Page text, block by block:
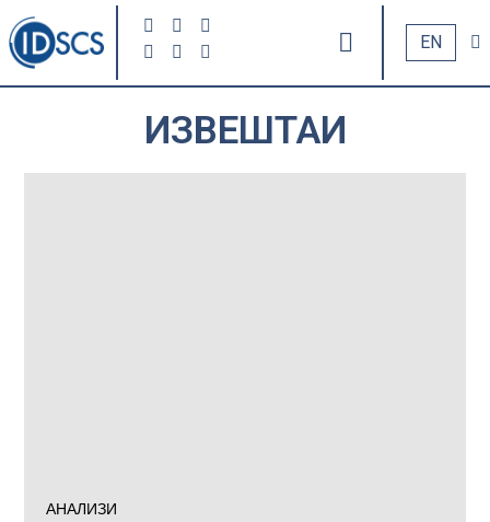
EN
ИЗВЕШТАИ
АНАЛИЗИ